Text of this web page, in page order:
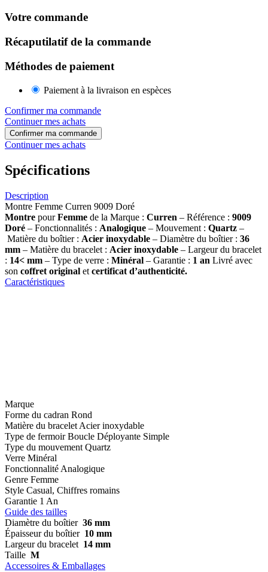
Votre commande
Récaputilatif de la commande
Méthodes de paiement
Paiement à la livraison en espèces
Confirmer ma commande
Continuer mes achats
Confirmer ma commande
Continuer mes achats
Spécifications
Description
Montre Femme Curren 9009 Doré
Montre pourFemme de la Marque : Curren – Référence : 9009
Doré – Fonctionnalités : Analogique – Mouvement : Quartz –
Matière du boîtier : Acier inoxydable – Diamètre du boîtier : 36
mm – Matière du bracelet : Acier inoxydable – Largeur du bracelet
: 14< mm – Type de verre : Minéral – Garantie : 1 an Livré avec
son coffret original et certificat d’authenticité.
Caractéristiques
Marque
Forme du cadran Rond
Matière du bracelet Acier inoxydable
Type de fermoir Boucle Déployante Simple
Type du mouvement Quartz
Verre Minéral
Fonctionnalité Analogique
Genre Femme
Style Casual, Chiffres romains
Garantie 1 An
Guide des tailles
Diamètre du boîtier 36 mm
Épaisseur du boîtier 10 mm
Largeur du bracelet 14 mm
Taille M
Accessoires & Emballages